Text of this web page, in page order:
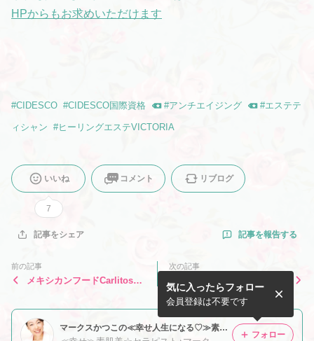
HPからもお求めいただけます
#CIDESCO #CIDESCO国際資格 #アンチエイジング #エステテ
ィシャン #ヒーリングエステVICTORIA
いいね
7
コメント リブログ
記事をシェア 記事を報告する
前の記事
メキシカンフードCarlitos☆
ラ♬
次の記事
５４海外SPAリサーチ♬マウ
イ島ワイレア☆フェアモント
ケアラニホテル内SPAでロミ
ロミマッサージ
マークスかつこの≪幸せ人生になる♡≫素肌美☆ヒーリングフェイシャル☆
気に入ったらフォロー
会員登録は不要です
フォロー